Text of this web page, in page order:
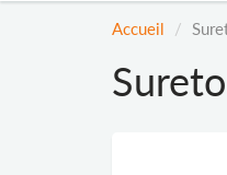
Accueil